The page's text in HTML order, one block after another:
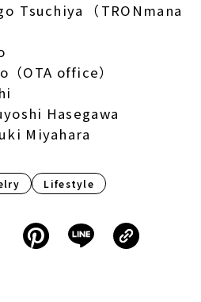
Tsuchiya（TRONmana
OTA office）
Hasegawa
Miyahara
Lifestyle​